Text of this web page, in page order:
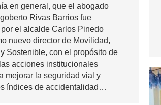
en general, que el abogado
Rivas Barrios fue
el alcalde Carlos Pinedo
nuevo director de Movilidad,
Sostenible, con el propósito de
acciones institucionales
mejorar la seguridad vial y
índices de accidentalidad…